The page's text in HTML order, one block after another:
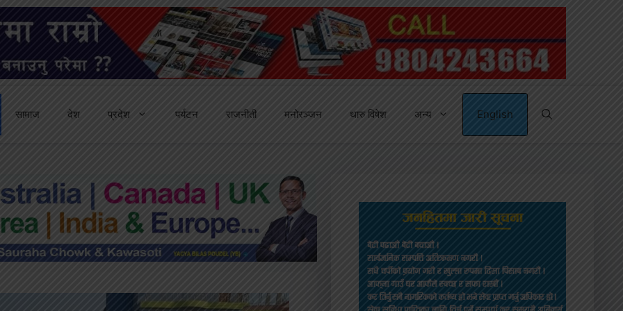
सामाज देश प्रदेश पर्यटन राजनीती मनोरञ्जन थारु विषेश अन्य English